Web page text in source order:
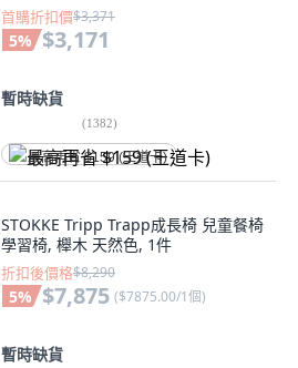
首購折扣價$3,371
5% $3,171
暫時缺貨
(1382)
最高再省 $159 (王道卡)
STOKKE Tripp Trapp成長椅 兒童餐椅
學習椅, 櫸木 天然色, 1件
折扣後價格$8,290
5% $7,875 ($7875.00/1個)
暫時缺貨